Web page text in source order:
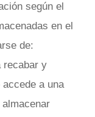
según el
en el
de:
recabar y
a una